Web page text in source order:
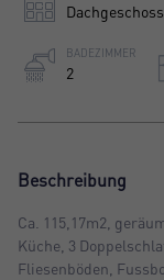
BADEZIMMER
2
Beschreibung
Ca. 115,17m2,
Küche, 3
Fliesenböden,